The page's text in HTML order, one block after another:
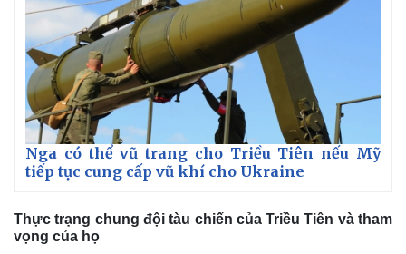
Nga có thể vũ trang cho Triều Tiên nếu Mỹ
tiếp tục cung cấp vũ khí cho Ukraine
Thực trạng chung đội tàu chiến của Triều Tiên và tham
vọng của họ